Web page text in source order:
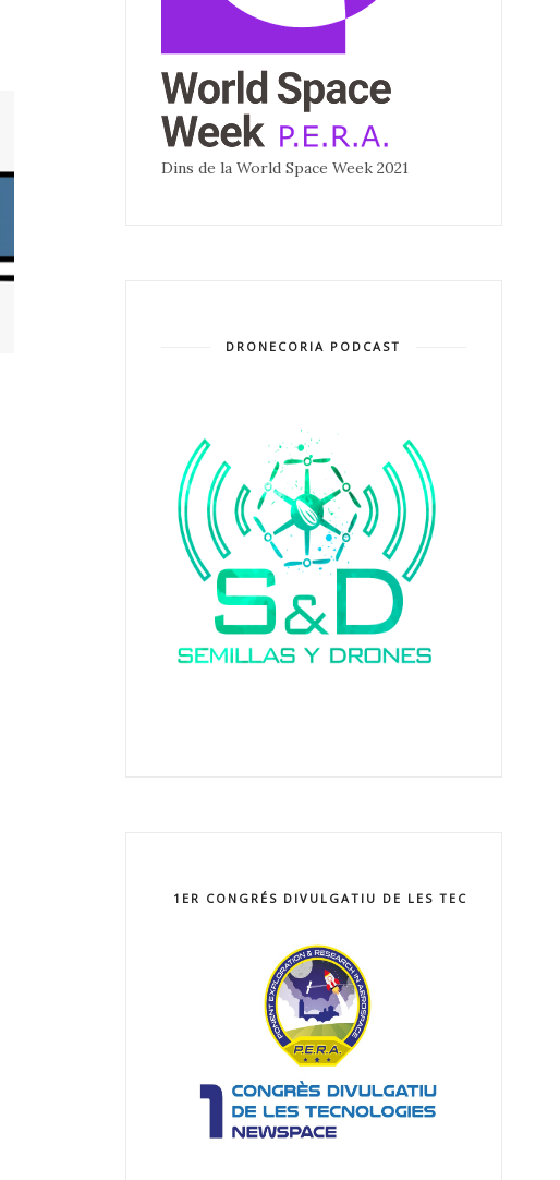
Dins de la World Space Week 2021
DRONECORIA PODCAST
1ER CONGRÉS DIVULGATIU DE LES TECNOLOGIES